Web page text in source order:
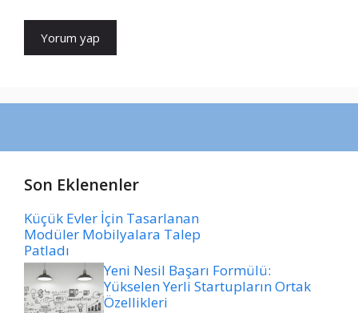
Son Eklenenler
Küçük Evler İçin Tasarlanan
Modüler Mobilyalara Talep
Patladı
Yeni Nesil Başarı Formülü:
Yükselen Yerli Startupların Ortak
Özellikleri